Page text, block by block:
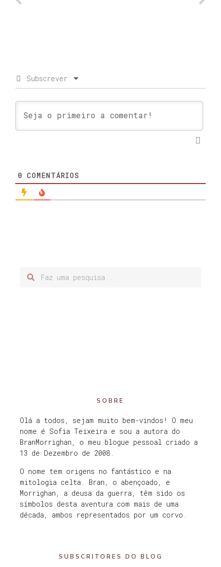
Subscrever
0 COMENTÁRIOS
SOBRE
Olá a todos, sejam muito bem-vindos! O meu
nome é Sofia Teixeira e sou a autora do
BranMorrighan, o meu blogue pessoal criado a
13 de Dezembro de 2008.
O nome tem origens no fantástico e na
mitologia celta. Bran, o abençoado, e
Morrighan, a deusa da guerra, têm sido os
símbolos desta aventura com mais de uma
década, ambos representados por um corvo.
SUBSCRITORES DO BLOG